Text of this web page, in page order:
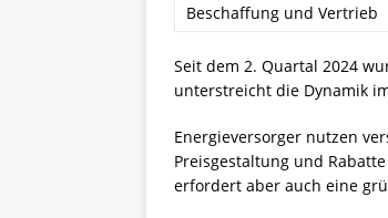
Beschaffung und Vertrieb
Seit dem 2. Quartal 2024
unterstreicht die Dynamik
Energieversorger nutzen
Preisgestaltung und
erfordert aber auch eine